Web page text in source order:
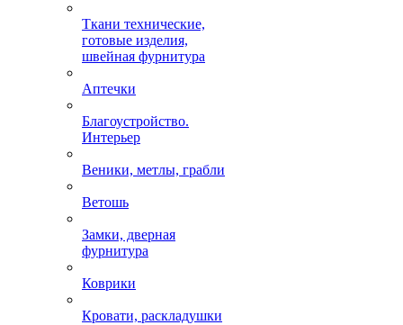
Ткани технические,
готовые изделия,
швейная фурнитура
Аптечки
Благоустройство.
Интерьер
Веники, метлы, грабли
Ветошь
Замки, дверная
фурнитура
Коврики
Кровати, раскладушки